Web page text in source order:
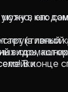
в его
вихрь,
как
(в легкой
В конце